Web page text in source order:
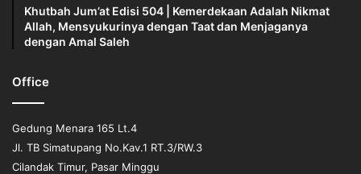
Khutbah Jum’at Edisi 504 | Kemerdekaan Adalah Nikmat
Allah, Mensyukurinya dengan Taat dan Menjaganya
dengan Amal Saleh
Office
Gedung Menara 165 Lt.4
Jl. TB Simatupang No.Kav.1 RT.3/RW.3
Cilandak Timur, Pasar Minggu